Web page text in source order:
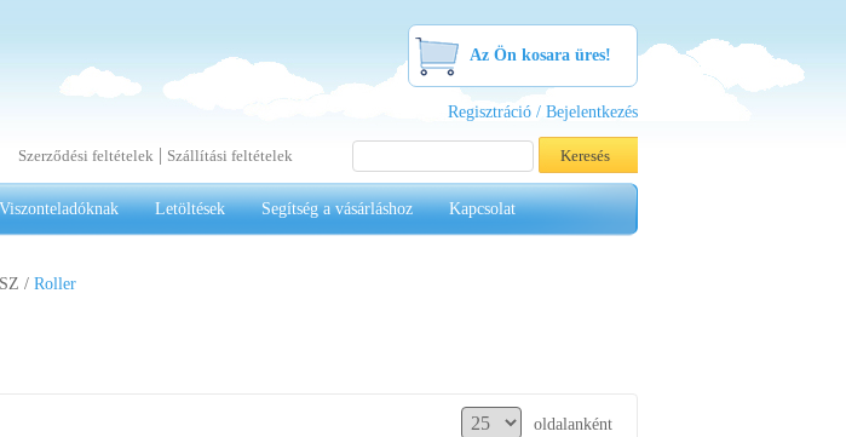
Az Ön kosara üres!
Regisztráció / Bejelentkezés
Szerződési feltételek | Szállítási feltételek
Viszonteladóknak Letöltések Segítség a vásárláshoz Kapcsolat
/ Roller
oldalanként